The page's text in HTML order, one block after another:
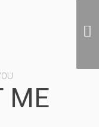
ME